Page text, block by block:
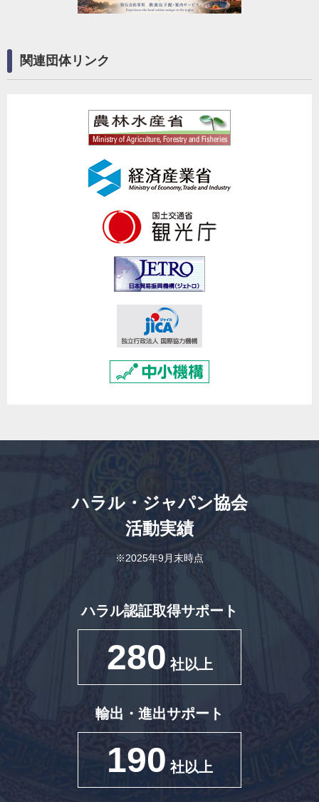
関連団体リンク
ハラル・ジャパン協会
活動実績
※2025年9月末時点
ハラル認証取得サポート
280 社以上
輸出・進出サポート
190 社以上